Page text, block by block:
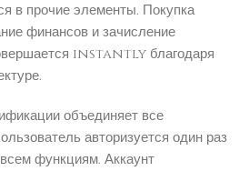
в прочие элементы. Покупка
финансов и зачисление
instantly благодаря
объединяет все
авторизуется один раз
функциям. Аккаунт